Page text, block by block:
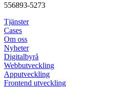
556893-5273
Tjänster
Cases
Om oss
Nyheter
Digitalbyrå
Webbutveckling
Apputveckling
Frontend utveckling